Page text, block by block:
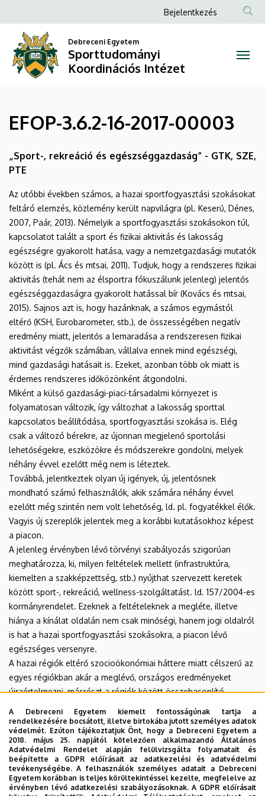
3.6.2-
16-
2017-
Sporttudományi
Intézet
a
tartalomra
Anonim
menüje
Bejelentkezés
Debreceni Egyetem
Sporttudományi
Koordinációs Intézet
EFOP-3.6.2-16-2017-00003
„Sport-, rekreáció és egészséggazdaság” - GTK, SZE,
PTE
Az utóbbi években számos, a hazai sportfogyasztási szokásokat
feltáró elemzés, közlemény került napvilágra (pl. Keserű, Dénes,
2007, Paár, 2013). Némelyik a sportfogyasztási szokásokon túl,
kapcsolatot talált a sport és fizikai aktivitás és lakosság
egészségre gyakorolt hatása, vagy a nemzetgazdasági mutatók
között is (pl. Ács és mtsai, 2011). Tudjuk, hogy a rendszeres fizikai
aktivitás (tehát nem az élsportra fókuszálunk jelenleg) jelentős
egészséggazdaságra gyakorolt hatással bír (Kovács és mtsai,
2015). Sajnos azt is, hogy hazánknak, a számos egymástól
eltérő (KSH, Eurobarometer, stb.), de összességében negatív
eredmény miatt, jelentős a lemaradása a rendszeresen fizikai
aktivitást végzők számában, vállalva ennek mind egészségi,
mind gazdasági hatásait is. Ezeket, azonban több ok miatt is
érdemes rendszeres időközönként átgondolni.
Miként a külső gazdasági-piaci-társadalmi környezet is
folyamatosan változik, így változhat a lakosság sporttal
kapcsolatos beállítódása, sportfogyasztási szokása is. Elég
csak a változó bérekre, az újonnan megjelenő sportolási
lehetőségekre, eszközökre és módszerekre gondolni, melyek
néhány évvel ezelőtt még nem is léteztek.
Továbbá, jelentkeztek olyan új igények, új, jelentősnek
mondható számú felhasználók, akik számára néhány évvel
ezelőtt még szintén nem volt lehetőség, ld. pl. fogyatékkel élők.
Vagyis új szereplők jelentek meg a korábbi kutatásokhoz képest
a piacon.
A jelenleg érvényben lévő törvényi szabályozás szigorúan
meghatározza, ki, milyen feltételek mellett (infrastruktúra,
kiemelten a szakképzettség, stb.) nyújthat szervezett keretek
között sport-, rekreáció, wellness-szolgáltatást. ld. 157/2004-es
kormányrendelet. Ezeknek a feltételeknek a megléte, illetve
hiánya a kínálat oldalán nem csak minőségi, hanem jogi oldalról
is hat a hazai sportfogyasztási szokásokra, a piacon lévő
egészséges versenyre.
A hazai régiók eltérő szocioökonómiai háttere miatt célszerű az
egyes régiókban akár a meglévő, országos eredményeket
újraértelmezni, másrészt a régiók között összehasonlító
vizsgálatokat végezni. Segíteni ezzel a döntéshozókat abban,
melyik régióban milyen módon, programokkal, forrásokkal,
szakemberekkel, tudják támogatni a rendszeres fizikai aktivitást.
Az egyetlen egységesen elfogadottnak tartott hazai kutatást
kivéve (Ács és mtsai., 2011), nem létezik olyan egzakt,
tudományosan megalapozott felmérés, mely a sportfogyasztási
szokásokat, és annak az egészséggazdaságra gyakorolt
A Debreceni Egyetem kiemelt fontosságúnak tartja a
rendelkezésére bocsátott, illetve birtokába jutott személyes adatok
védelmét. Ezúton tájékoztatjuk Önt, hogy a Debreceni Egyetem a
2018. május 25. napjától kötelezően alkalmazandó Általános
Adatvédelmi Rendelet alapján felülvizsgálta folyamatait és
beépítette a GDPR előírásait az adatkezelési és adatvédelmi
tevékenységébe. A felhasználók személyes adatait a Debreceni
Egyetem korábban is teljes körültekintéssel kezelte, megfelelve az
érvényben lévő adatkezelési szabályozásoknak. A GDPR előírásait